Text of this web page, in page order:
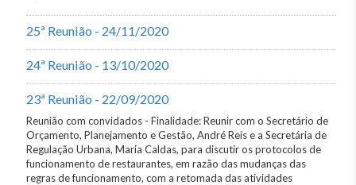
25ª Reunião - 24/11/2020
24ª Reunião - 13/10/2020
23ª Reunião - 22/09/2020
Reunião com convidados - Finalidade: Reunir com o Secretário de
Orçamento, Planejamento e Gestão, André Reis e a Secretária de
Regulação Urbana, Maria Caldas, para discutir os protocolos de
funcionamento de restaurantes, em razão das mudanças das
regras de funcionamento, com a retomada das atividades